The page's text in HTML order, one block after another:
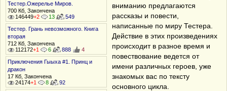
Тестер.Ожерелье Миров.
700 Кб, Закончена
146449+2 13
549
Тестер. Грань невозможного. Книга
вторая
712 Кб, Закончена
112172+1 6 888
4
Приключения Гыыха #1. Принц и
дракон
17 Кб, Закончена
24174+1 8
92
вниманию предлагаются
рассказы и повести,
написанные по миру Тестера.
Действие в этих произведениях
происходит в разное время и
повествование ведется от
имени различных героев, уже
знакомых вас по тексту
основного цикла.